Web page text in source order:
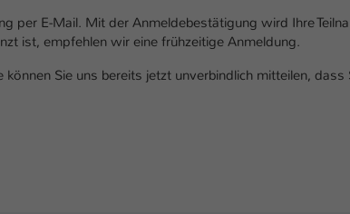
per E-Mail. Mit der Anmeldebestätigung wird Ihre
ist, empfehlen wir eine frühzeitige Anmeldung.
Sie uns bereits jetzt unverbindlich mitteilen, dass